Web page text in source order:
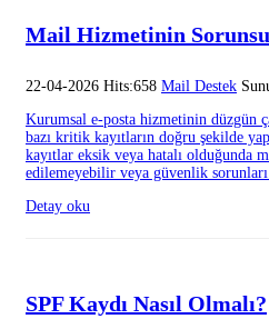
Mail Hizmetinin
22-04-2026 Hits:658 Mail Destek
Kurumsal e-posta hizmetinin düzgün
bazı kritik kayıtların doğru şekilde
kayıtlar eksik veya hatalı olduğunda
edilemeyebilir veya güvenlik
Detay oku
SPF Kaydı Nasıl Olmalı?